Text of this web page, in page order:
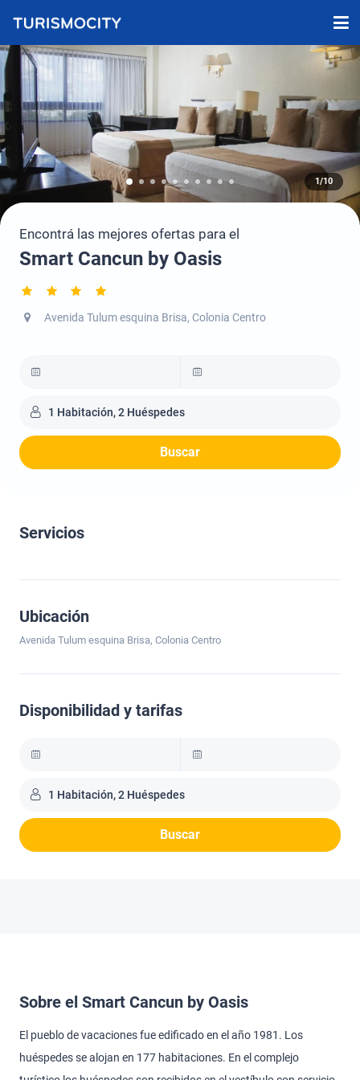
1/10
Encontrá las mejores ofertas para el
Smart Cancun by Oasis
Avenida Tulum esquina Brisa, Colonia Centro
1 Habitación, 2 Huéspedes
Buscar
Servicios
Ubicación
Avenida Tulum esquina Brisa, Colonia Centro
Disponibilidad y tarifas
1 Habitación, 2 Huéspedes
Buscar
Sobre el Smart Cancun by Oasis
El pueblo de vacaciones fue edificado en el año 1981. Los
huéspedes se alojan en 177 habitaciones. En el complejo